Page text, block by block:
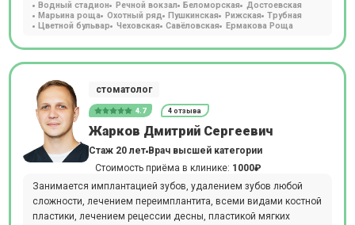
Водный стадион Речной вокзал Беломорская
Достоевская
Марьина роща
Охотный ряд Пушкинская Рижская
Трубная
Цветной бульвар
Чеховская Савёловская Ермакова Роща
стоматолог
4.7 4 отзыва
Жарков Дмитрий Сергеевич
Стаж 20 лет Врач высшей категории
Стоимость приёма в клинике: 1000₽
Занимается имплантацией зубов, удалением зубов любой
сложности, лечением переимплантита, всеми видами костной
пластики, лечением рецессии десны, пластикой мягких